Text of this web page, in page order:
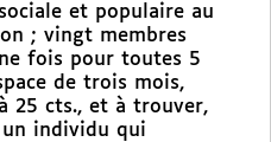
et populaire au
; vingt membres
fois pour toutes 5
de trois mois,
25 cts., et à trouver,
un individu qui